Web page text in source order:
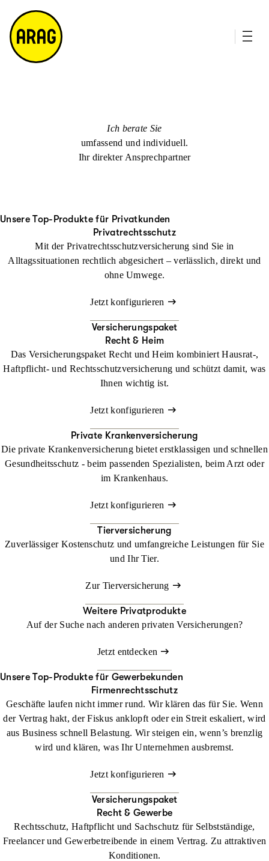
m
a
p
Ich berate Sie
umfassend und individuell.
Ihr direkter Ansprechpartner
Unsere Top-Produkte für Privatkunden
Privatrechtsschutz
Mit der Privatrechtsschutzversicherung sind Sie in
Alltagssituationen rechtlich abgesichert – verlässlich, direkt und
ohne Umwege.
Jetzt konfigurieren
Versicherungspaket
Recht & Heim
Das Versicherungspaket Recht und Heim kombiniert Hausrat-,
Haftpflicht- und Rechtsschutzversicherung und schützt damit, was
Ihnen wichtig ist.
Jetzt konfigurieren
Private Krankenversicherung
Die private Krankenversicherung bietet erstklassigen und schnellen
Gesundheitsschutz - beim passenden Spezialisten, beim Arzt oder
im Krankenhaus.
Jetzt konfigurieren
Tierversicherung
Zuverlässiger Kostenschutz und umfangreiche Leistungen für Sie
und Ihr Tier.
Zur Tierversicherung
Weitere Privatprodukte
Auf der Suche nach anderen privaten Versicherungen?
Jetzt entdecken
Unsere Top-Produkte für Gewerbekunden
Firmenrechtsschutz
Geschäfte laufen nicht immer rund. Wir klären das für Sie. Wenn
der Vertrag hakt, der Fiskus anklopft oder ein Streit eskaliert, wird
aus Business schnell Belastung. Wir steigen ein, wenn’s brenzlig
wird und klären, was Ihr Unternehmen ausbremst.
Jetzt konfigurieren
Versicherungspaket
Recht & Gewerbe
Rechtsschutz, Haftpflicht und Sachschutz für Selbstständige,
Freelancer und Gewerbetreibende in einem Vertrag. Zu attraktiven
Konditionen.